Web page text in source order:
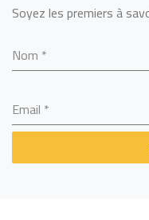
Soyez les premiers à
Nom *
Email *